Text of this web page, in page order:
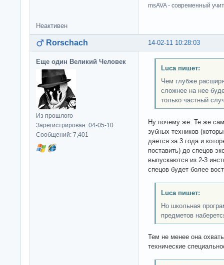
msAVA - современный
Неактивен
14-02-11 10:28:03
Rorschach
Еще один Великий Человек
Из прошлого
Зарегистрирован: 04-05-10
Сообщений: 7,401
Luca пишет:
Чем глубже
сложнее на нее
только частный
Ну почему же. Те же
зубных техников
дается за 3 года и
поставить) до спецов
выпускаются из 2-3
спецов будет более
Luca пишет:
Но школьная
предметов
Тем не менее она
технические